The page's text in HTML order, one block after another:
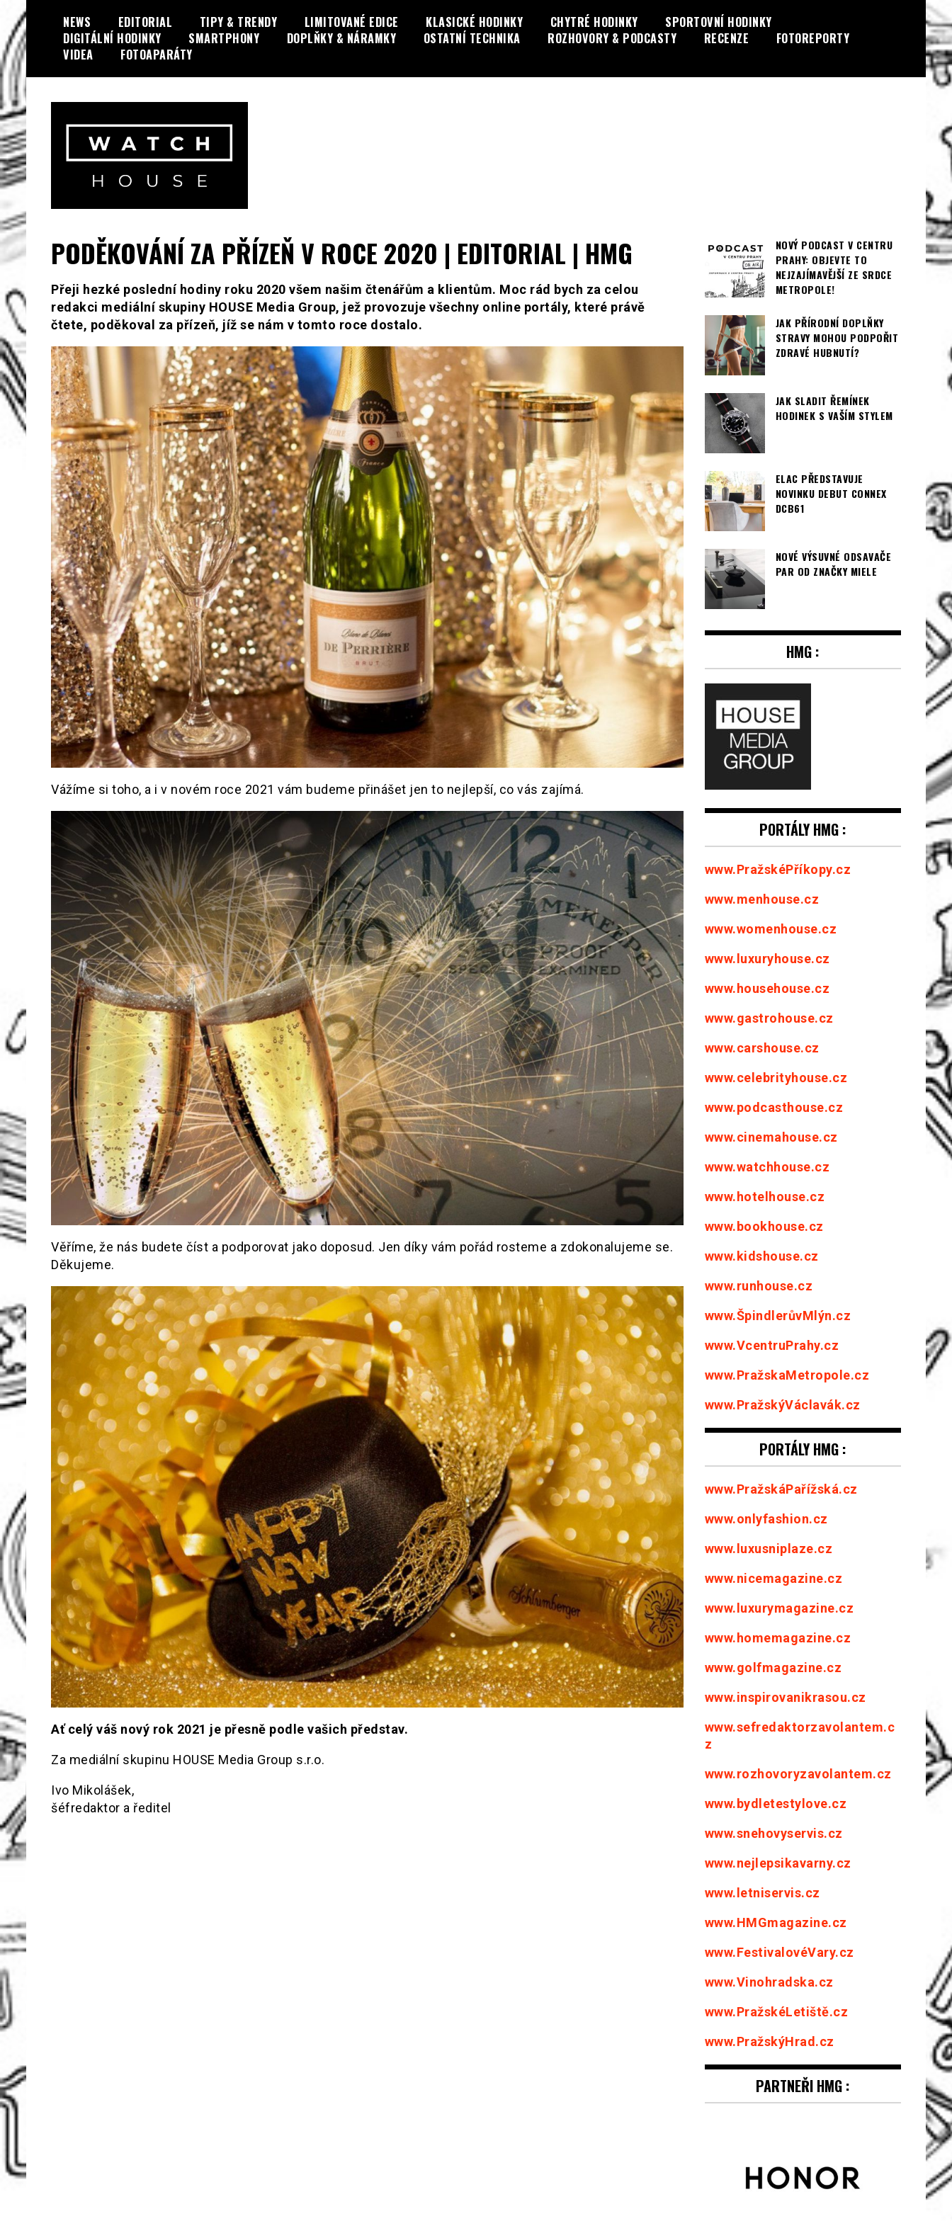
Skip
to
content
NEWS EDITORIAL TIPY & TRENDY LIMITOVANÉ EDICE KLASICKÉ HODINKY CHYTRÉ HODINKY
SPORTOVNÍ HODINKY
DIGITÁLNÍ HODINKY
SMARTPHONY DOPLŇKY & NÁRAMKY OSTATNÍ TECHNIKA ROZHOVORY & PODCASTY RECENZE
FOTOREPORTY
VIDEA
FOTOAPARÁTY
WatchHouse.cz
PODĚKOVÁNÍ ZA PŘÍZEŇ V ROCE 2020 | EDITORIAL | HMG
Přeji hezké poslední hodiny roku 2020 všem našim čtenářům a klientům. Moc rád bych za celou
redakci mediální skupiny HOUSE Media Group, jež provozuje všechny online portály, které právě
čtete, poděkoval za přízeň, jíž se nám v tomto roce dostalo.
Vážíme si toho, a i v novém roce 2021 vám budeme přinášet jen to nejlepší, co vás zajímá.
Věříme, že nás budete číst a podporovat jako doposud. Jen díky vám pořád rosteme a zdokonalujeme se.
Děkujeme.
Ať celý váš nový rok 2021 je přesně podle vašich představ.
Za mediální skupinu HOUSE Media Group s.r.o.
Ivo Mikolášek,
šéfredaktor a ředitel
NOVÝ PODCAST V CENTRU
PRAHY: OBJEVTE TO
NEJZAJÍMAVĚJŠÍ ZE SRDCE
METROPOLE!
JAK PŘÍRODNÍ DOPLŇKY
STRAVY MOHOU PODPOŘIT
ZDRAVÉ HUBNUTÍ?
JAK SLADIT ŘEMÍNEK
HODINEK S VAŠÍM STYLEM
ELAC PŘEDSTAVUJE
NOVINKU DEBUT CONNEX
DCB61
NOVÉ VÝSUVNÉ ODSAVAČE
PAR OD ZNAČKY MIELE
HMG :
PORTÁLY HMG :
www.PražskéPříkopy.cz
www.menhouse.cz
www.womenhouse.cz
www.luxuryhouse.cz
www.househouse.cz
www.gastrohouse.cz
www.carshouse.cz
www.celebrityhouse.cz
www.podcasthouse.cz
www.cinemahouse.cz
www.watchhouse.cz
www.hotelhouse.cz
www.bookhouse.cz
www.kidshouse.cz
www.runhouse.cz
www.ŠpindlerůvMlýn.cz
www.VcentruPrahy.cz
www.PražskaMetropole.cz
www.PražskýVáclavák.cz
PORTÁLY HMG :
www.PražskáPařížská.cz
www.onlyfashion.cz
www.luxusniplaze.cz
www.nicemagazine.cz
www.luxurymagazine.cz
www.homemagazine.cz
www.golfmagazine.cz
www.inspirovanikrasou.cz
www.sefredaktorzavolantem.c
z
www.rozhovoryzavolantem.cz
www.bydletestylove.cz
www.snehovyservis.cz
www.nejlepsikavarny.cz
www.letniservis.cz
www.HMGmagazine.cz
www.FestivalovéVary.cz
www.Vinohradska.cz
www.PražskéLetiště.cz
www.PražskýHrad.cz
PARTNEŘI HMG :